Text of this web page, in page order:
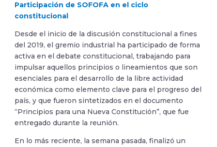
Participación de SOFOFA en el ciclo
constitucional
Desde el inicio de la discusión constitucional a fines
del 2019, el gremio industrial ha participado de forma
activa en el debate constitucional, trabajando para
impulsar aquellos principios o lineamientos que son
esenciales para el desarrollo de la libre actividad
económica como elemento clave para el progreso del
país, y que fueron sintetizados en el documento
“Principios para una Nueva Constitución”, que fue
entregado durante la reunión.
En lo más reciente, la semana pasada, finalizó un